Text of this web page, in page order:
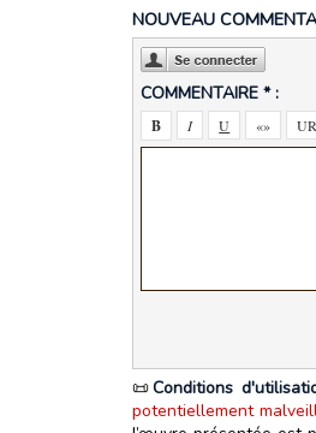
NOUVEAU
COMMENTAIRE * :
📜Conditions
potentiellement